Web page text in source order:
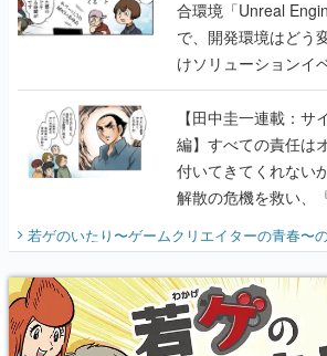
合環境「Unreal
で、開発環境はどう
けソリューションイ
に行って、より理解
【田中圭一連載：サ
編】すべての責任は
付いてきてくれない
解散の危機を救い、
『少年ジャンプ』色
り】
若ゲのいたり〜ゲームクリエイターの青春〜